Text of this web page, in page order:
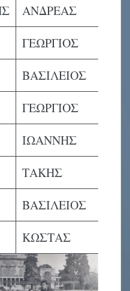
ΑΝΔΡΕΑΣ
ΓΕΩΡΓΙΟΣ
ΒΑΣΙΛΕΙΟΣ
ΓΕΩΡΓΙΟΣ
ΙΩΑΝΝΗΣ
ΤΑΚΗΣ
ΒΑΣΙΛΕΙΟΣ
ΚΩΣΤΑΣ